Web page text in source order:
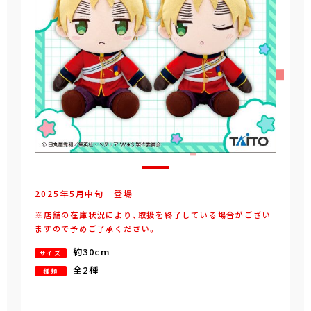
2025年5 月中旬 登場
※店舗の在庫状況により、取扱を終了している場合がござい
ますので予めご了承ください。
サイズ 約30cm
種類 全2種